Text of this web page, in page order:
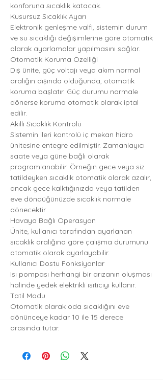
konforuna sıcaklık katacak.
Kusursuz Sıcaklık Ayarı
Elektronik genleşme valfi, sistemin durum
ve su sıcaklığı değişimlerine göre otomatik
olarak ayarlamalar yapılmasını sağlar.
Otomatik Koruma Özelliği
Dış ünite, güç voltajı veya akım normal
aralığın dışında olduğunda, otomatik
koruma başlatır. Güç durumu normale
dönerse koruma otomatik olarak iptal
edilir.
Akıllı Sıcaklık Kontrolü
Sistemin ileri kontrolü iç mekan hidro
ünitesine entegre edilmiştir. Zamanlayıcı
saate veya güne bağlı olarak
programlanabilir. Örneğin gece veya siz
tatildeyken sıcaklık otomatik olarak azalır,
ancak gece kalktığınızda veya tatilden
eve döndüğünüzde sıcaklık normale
dönecektir.
Havaya Bağlı Operasyon
Ünite, kullanıcı tarafından ayarlanan
sıcaklık aralığına göre çalışma durumunu
otomatik olarak ayarlayabilir.
Kullanıcı Dostu Fonksiyonlar
Isı pompası herhangi bir arızanın oluşması
halinde yedek elektrikli ısıtıcıyı kullanır.
Tatil Modu
Otomatik olarak oda sıcaklığını eve
dönünceye kadar 10 ile 15 derece
arasında tutar.